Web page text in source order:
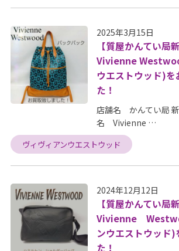
2025年3月15日
【質屋かんてい局
Vivienne
ウエストウッド)を
た！
店舗名 かんてい局
名 Vivienne …
ヴィヴィアンウエストウッド
2024年12月12日
【質屋かんてい局
Vivienne
ンウエストウッド)
た！